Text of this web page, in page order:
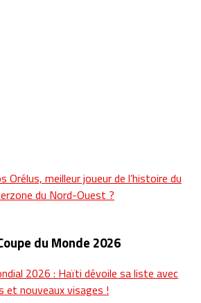
Orélus, meilleur joueur de l’histoire du
du Nord-Ouest ?
du Monde 2026
2026 : Haïti dévoile sa liste avec
nouveaux visages !